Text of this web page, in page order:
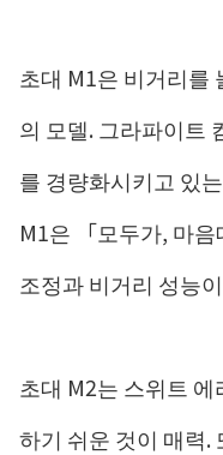
초대 M1은 비거리를
의 모델. 그라파이트
를 경량화시키고 있
M1은 「모두가, 마
조정과 비거리 성능
초대 M2는 스위트
하기 쉬운 것이 매력.